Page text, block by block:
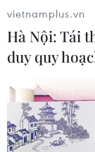
quên học
07/08/2019 14:56
Đó là khi đỗ tại
buýt để kiểm
vietnamplus.vn
Hà Nội: Tái
duy quy